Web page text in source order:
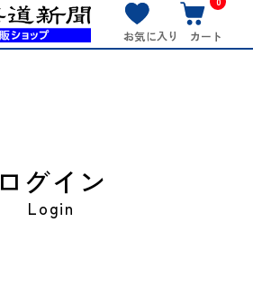
お気に入り カート
ログイン
Login